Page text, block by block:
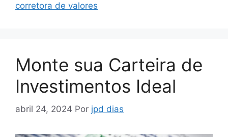
corretora de valores
Monte sua Carteira de
Investimentos Ideal
abril 24, 2024 Por jpd dias